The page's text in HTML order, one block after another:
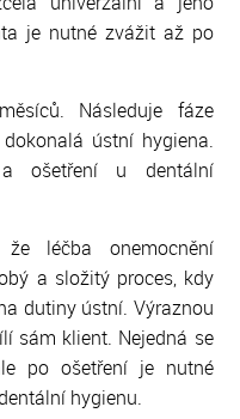
je nutné zvážit až po
Následuje fáze
ústní hygiena.
ošetření u dentální
léčba onemocnění
a složitý proces, kdy
dutiny ústní. Výraznou
sám klient. Nejedná se
po ošetření je nutné
hygienu.